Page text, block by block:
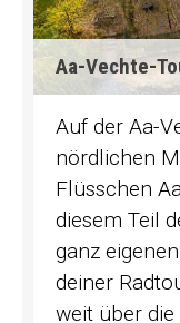
Aa-Vechte-
Auf der Aa-
nördlichen
Flüsschen
diesem Teil
ganz
deiner
weit über